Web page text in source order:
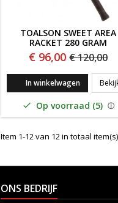
TOALSON SWEET AREA
RACKET 280 GRAM
€ 96,00 € 120,00
In winkelwagen
 Op voorraad (5)
Item 1-12 van 12 in totaal item(s)
ONS BEDRIJF